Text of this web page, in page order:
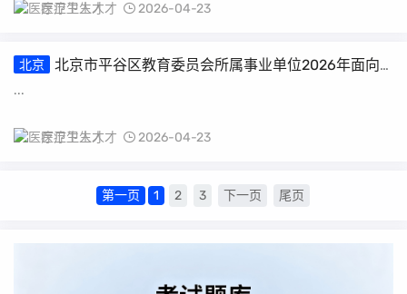
医疗卫生人才 2026-04-23
北京
北京市平谷区教育委员会所属事业单位2026年面向
...
医疗卫生人才 2026-04-23
第一页 1 2 3 下一页 尾页